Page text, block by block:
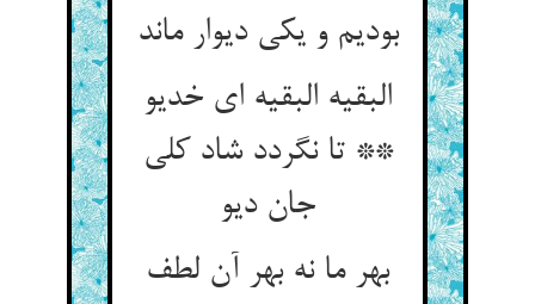
بودیم و یکی دیوار ماند
البقیه البقیه ای خدیو
** تا نگردد شاد کلی
جان دیو
بهر ما نه بهر آن لطف